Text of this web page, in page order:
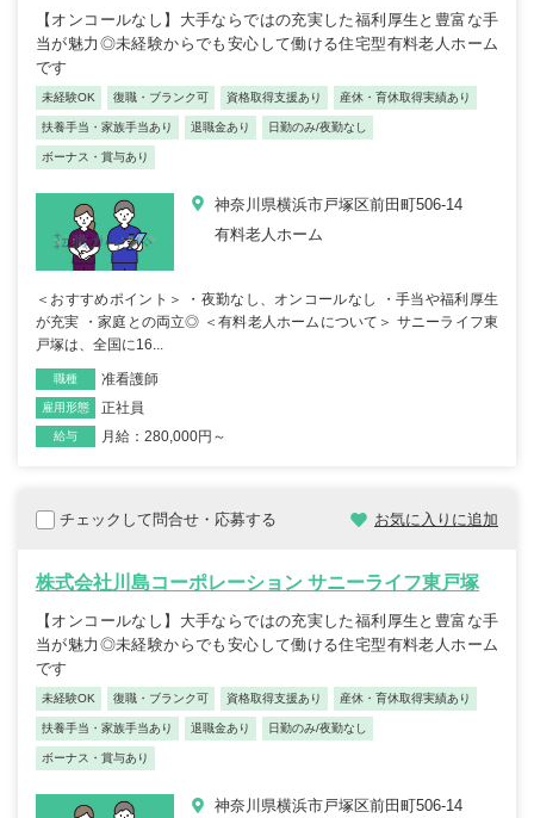
【オンコールなし】大手ならではの充実した福利厚生と豊富な手
当が魅力◎未経験からでも安心して働ける住宅型有料老人ホーム
です
未経験OK 復職・ブランク可 資格取得支援あり 産休・育休取得実績あり
扶養手当・家族手当あり 退職金あり 日勤のみ/夜勤なし
ボーナス・賞与あり
神奈川県横浜市戸塚区前田町506-14
有料老人ホーム
＜おすすめポイント＞ ・夜勤なし、オンコールなし ・手当や福利厚生
が充実 ・家庭との両立◎ ＜有料老人ホームについて＞ サニーライフ東
戸塚は、全国に16...
職種 准看護師
雇用形態 正社員
給与 月給：280,000円～
チェックして問合せ・応募する お気に入りに追加
株式会社川島コーポレーション サニーライフ東戸塚
【オンコールなし】大手ならではの充実した福利厚生と豊富な手
当が魅力◎未経験からでも安心して働ける住宅型有料老人ホーム
です
未経験OK 復職・ブランク可 資格取得支援あり 産休・育休取得実績あり
扶養手当・家族手当あり 退職金あり 日勤のみ/夜勤なし
ボーナス・賞与あり
神奈川県横浜市戸塚区前田町506-14